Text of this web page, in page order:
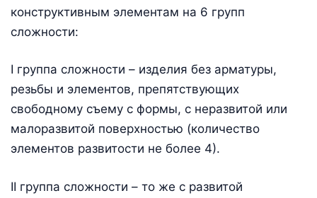
конструктивным элементам на 6 групп
сложности:
I группа сложности – изделия без арматуры,
резьбы и элементов, препятствующих
свободному съему с формы, с неразвитой или
малоразвитой поверхностью (количество
элементов развитости не более 4).
II группа сложности – то же с развитой